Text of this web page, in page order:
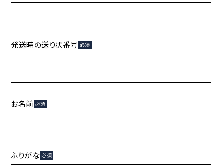
発送時の送り状番号 必須
お名前 必須
ふりがな 必須